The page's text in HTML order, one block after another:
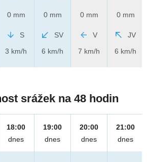
0 mm
S
3 km/h
0 mm
SV
6 km/h
0 mm
V
7 km/h
0 mm
JV
6 km/h
srážek na 48 hodin
18:00
dnes
19:00
dnes
20:00
dnes
21:00
dnes